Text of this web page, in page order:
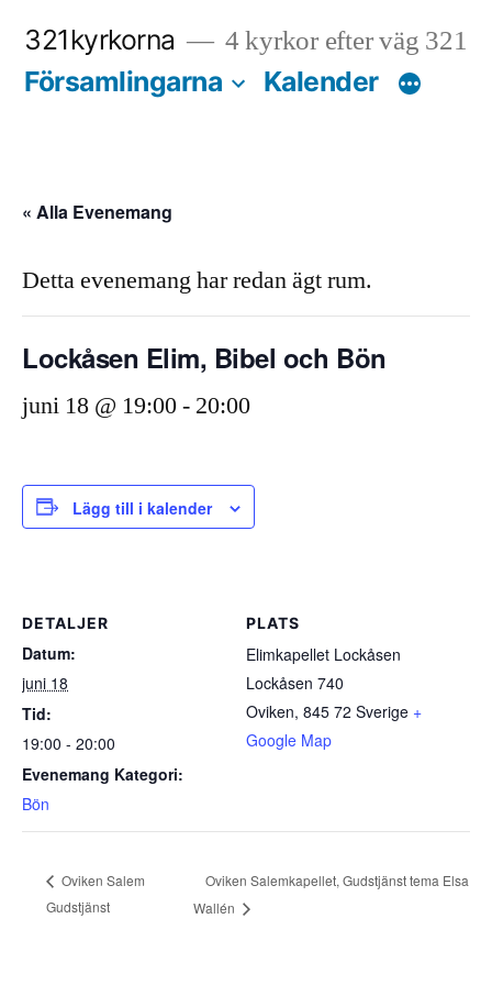
321kyrkorna 4 kyrkor efter väg 321
Församlingarna Kalender
« Alla Evenemang
Detta evenemang har redan ägt rum.
Lockåsen Elim, Bibel och Bön
juni 18 @ 19:00- 20:00
Lägg till i kalender
DETALJER
Datum:
juni 18
Tid:
19:00 - 20:00
Evenemang Kategori:
Bön
PLATS
Elimkapellet Lockåsen
Lockåsen 740
Oviken, 845 72 Sverige +
Google Map
Oviken Salem
Gudstjänst
Oviken Salemkapellet, Gudstjänst tema Elsa
Wallén